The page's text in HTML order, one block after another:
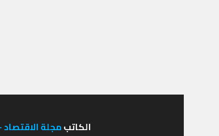
الكاتبمجلة الاقتصاد